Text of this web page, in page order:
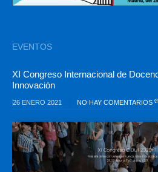
EVENTOS
XI Congreso Internacional de
Innovación
26 ENERO 2021 NO HAY COMENTARIOS